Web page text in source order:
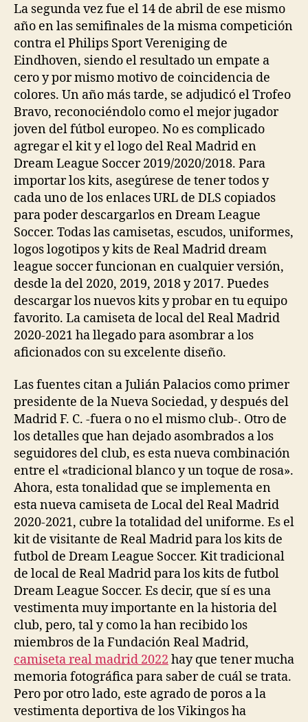
La segunda vez fue el 14 de abril de ese mismo
año en las semifinales de la misma competición
contra el Philips Sport Vereniging de
Eindhoven, siendo el resultado un empate a
cero y por mismo motivo de coincidencia de
colores. Un año más tarde, se adjudicó el Trofeo
Bravo, reconociéndolo como el mejor jugador
joven del fútbol europeo. No es complicado
agregar el kit y el logo del Real Madrid en
Dream League Soccer 2019/2020/2018. Para
importar los kits, asegúrese de tener todos y
cada uno de los enlaces URL de DLS copiados
para poder descargarlos en Dream League
Soccer. Todas las camisetas, escudos, uniformes,
logos logotipos y kits de Real Madrid dream
league soccer funcionan en cualquier versión,
desde la del 2020, 2019, 2018 y 2017. Puedes
descargar los nuevos kits y probar en tu equipo
favorito. La camiseta de local del Real Madrid
2020-2021 ha llegado para asombrar a los
aficionados con su excelente diseño.
Las fuentes citan a Julián Palacios como primer
presidente de la Nueva Sociedad, y después del
Madrid F. C. -fuera o no el mismo club-. Otro de
los detalles que han dejado asombrados a los
seguidores del club, es esta nueva combinación
entre el «tradicional blanco y un toque de rosa».
Ahora, esta tonalidad que se implementa en
esta nueva camiseta de Local del Real Madrid
2020-2021, cubre la totalidad del uniforme. Es el
kit de visitante de Real Madrid para los kits de
futbol de Dream League Soccer. Kit tradicional
de local de Real Madrid para los kits de futbol
Dream League Soccer. Es decir, que sí es una
vestimenta muy importante en la historia del
club, pero, tal y como la han recibido los
miembros de la Fundación Real Madrid,
camiseta real madrid 2022 hay que tener mucha
memoria fotográfica para saber de cuál se trata.
Pero por otro lado, este agrado de poros a la
vestimenta deportiva de los Vikingos ha